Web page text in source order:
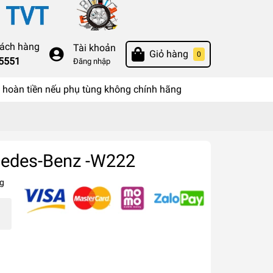
hàng
Tài khoản
Đăng nhập
Giỏ hàng 0
tiền nếu phụ tùng không chính hãng
Benz -W222